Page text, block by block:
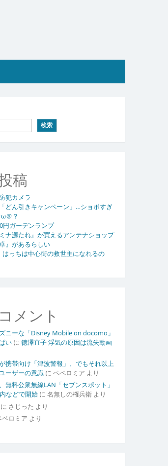
検索
稿
犯カメラ
どん引きキャンペーン」…ショボすぎ
＠？
円ガーデンランプ
ナ源たれ』が買えるアンテナショップ
』があるらしい
はっちは中心街の救世主になれるの
メント
ニーな「Disney Mobile on docomo」
いに 徳澤直子 浮気の原因は流失動画
携帯向け「津波警報」、でもそれ以上
ーザーの意識に ペペロミア より
無料公衆無線LAN「セブンスポット」
などで開始に 名無しの権兵衛より
に さじった より
ペロミア より